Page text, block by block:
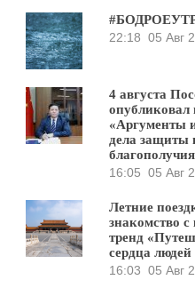
22:18 05 Авг
4 августа
опубликовал
«Аргументы
дела защиты
16:05 05 Авг
Летние
знакомство
тренд
сердца
16:03 05 Авг